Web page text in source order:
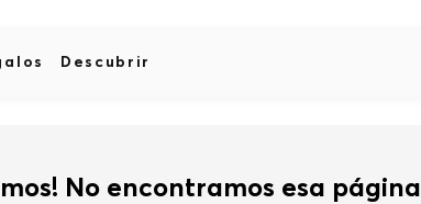
Descubrir
No encontramos esa